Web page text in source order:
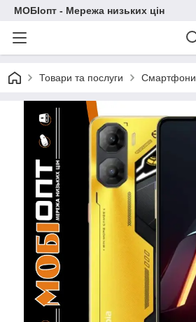
МОБІопт - Мережа низьких цін
Товари та послуги Смартфони